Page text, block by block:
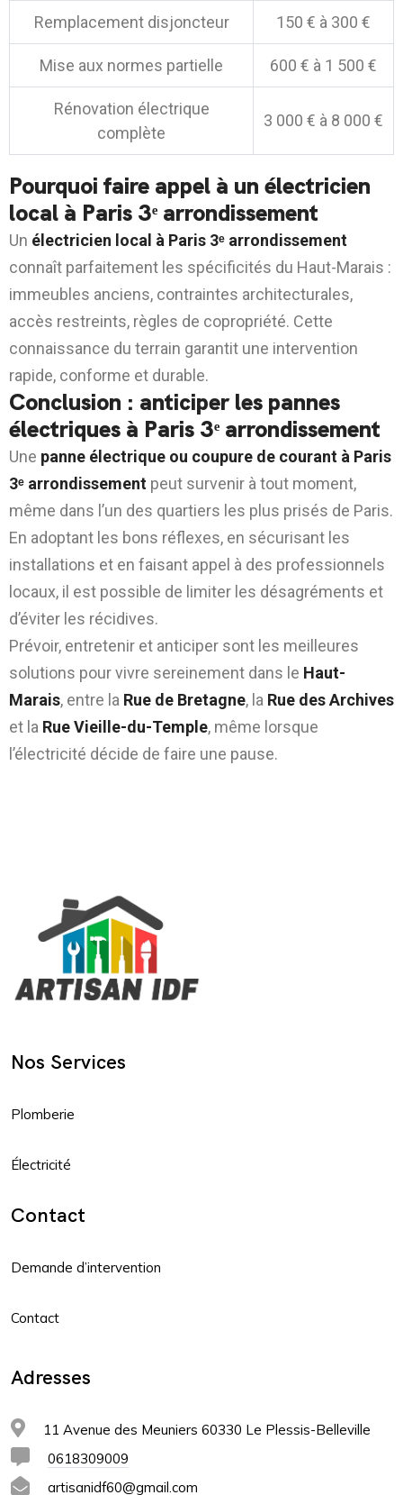
Remplacement disjoncteur 150 € à 300 €
Mise aux normes partielle 600 € à 1 500 €
Rénovation électrique
complète
3 000 € à 8 000 €
Pourquoi faire appel à un électricien
local à Paris 3ᵉ arrondissement
Un électricien local à Paris 3ᵉ arrondissement
connaît parfaitement les spécificités du Haut-Marais :
immeubles anciens, contraintes architecturales,
accès restreints, règles de copropriété. Cette
connaissance du terrain garantit une intervention
rapide, conforme et durable.
Conclusion : anticiper les pannes
électriques à Paris 3ᵉ arrondissement
Une panne électrique ou coupure de courant à Paris
3ᵉ arrondissement peut survenir à tout moment,
même dans l’un des quartiers les plus prisés de Paris.
En adoptant les bons réflexes, en sécurisant les
installations et en faisant appel à des professionnels
locaux, il est possible de limiter les désagréments et
d’éviter les récidives.
Prévoir, entretenir et anticiper sont les meilleures
solutions pour vivre sereinement dans le Haut-
Marais, entre la Rue de Bretagne, la Rue des Archives
et la Rue Vieille-du-Temple, même lorsque
l’électricité décide de faire une pause.
Nos Services
Plomberie
Électricité
Contact
Demande d’intervention
Contact
Adresses
11 Avenue des Meuniers 60330 Le Plessis-Belleville
0618309009
artisanidf60@gmail.com